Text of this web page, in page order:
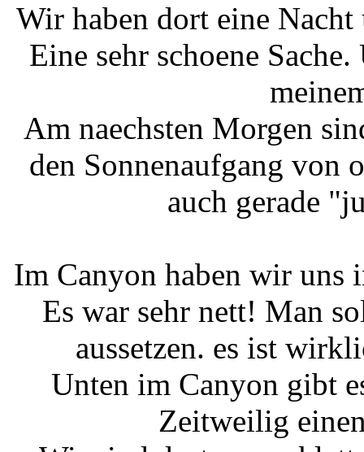
Wir haben dort eine
Eine sehr schoene
Am naechsten Morgen
den Sonnenaufgang von
auch gerade
Im Canyon haben wir uns
Es war sehr nett! Man
aussetzen. es ist
Unten im Canyon gibt
Zeitweilig